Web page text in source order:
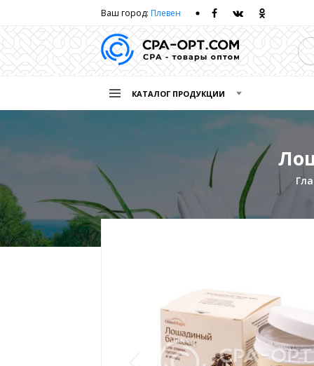
Ваш город: Плевен
КАТАЛОГ ПРОДУКЦИИ